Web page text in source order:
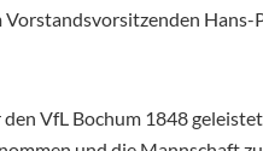
VfL Bochum 1848